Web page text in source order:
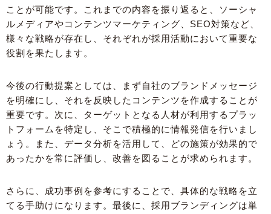
ことが可能です。これまでの内容を振り返ると、ソーシャ
ルメディアやコンテンツマーケティング、SEO対策など、
様々な戦略が存在し、それぞれが採用活動において重要な
役割を果たします。
今後の行動提案としては、まず自社のブランドメッセージ
を明確にし、それを反映したコンテンツを作成することが
重要です。次に、ターゲットとなる人材が利用するプラッ
トフォームを特定し、そこで積極的に情報発信を行いまし
ょう。また、データ分析を活用して、どの施策が効果的で
あったかを常に評価し、改善を図ることが求められます。
さらに、成功事例を参考にすることで、具体的な戦略を立
てる手助けになります。最後に、採用ブランディングは単